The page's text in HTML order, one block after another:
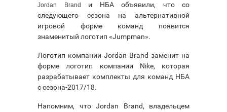
Jordan Brand
и НБА объявили, что со
следующего сезона на альтернативной
игровой форме команд появится
знаменитый логотип «Jumpman».
Логотип компании Jordan Brand заменит на
форме логотип компании Nike, которая
разрабатывает комплекты для команд НБА
с сезона-2017/18.
Напомним, что Jordan Brand, владельцем